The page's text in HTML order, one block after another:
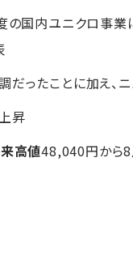
の国内ユニクロ事
だったことに加え、
昇
高値48,040円から